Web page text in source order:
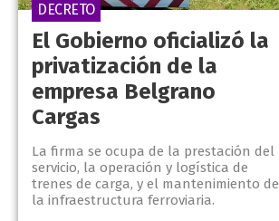
El Gobierno oficializó la
privatización de la
empresa Belgrano
Cargas
La firma se ocupa de la prestación del
servicio, la operación y logística de
trenes de carga, y el mantenimiento de
la infraestructura ferroviaria.
DECRETO